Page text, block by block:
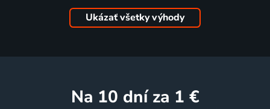
Ukázať všetky výhody
na 10 dní za 1 €